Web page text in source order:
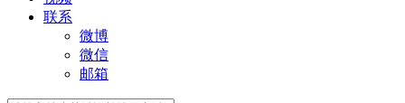
联系
微博
微信
邮箱